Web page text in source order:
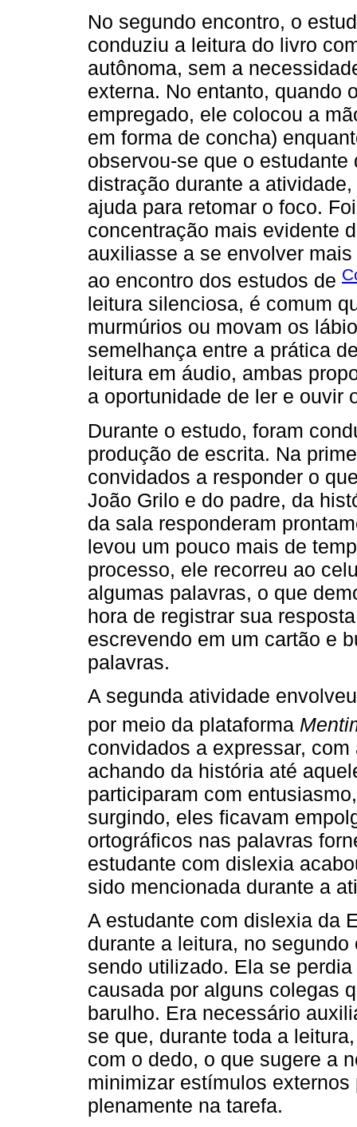
No segundo encontro, o
conduziu a leitura do livro
autônoma, sem a
externa. No entanto, quando
empregado, ele colocou a
em forma de concha)
observou-se que o
distração durante a
ajuda para retomar o foco.
concentração mais evidente
auxiliasse a se envolver
ao encontro dos estudos de
leitura silenciosa, é comum
murmúrios ou movam os
semelhança entre a prática
leitura em áudio, ambas
a oportunidade de ler e ouvir
Durante o estudo, foram
produção de escrita. Na
convidados a responder o
João Grilo e do padre, da
da sala responderam
levou um pouco mais de
processo, ele recorreu ao
algumas palavras, o que
hora de registrar sua
escrevendo em um cartão e
palavras.
A segunda atividade
por meio da plataforma
convidados a expressar,
achando da história até
participaram com
surgindo, eles ficavam
ortográficos nas palavras
estudante com dislexia
sido mencionada durante a
A estudante com dislexia da
durante a leitura, no
sendo utilizado. Ela se
causada por alguns colegas
barulho. Era necessário
se que, durante toda a
com o dedo, o que sugere a
minimizar estímulos
plenamente na tarefa.